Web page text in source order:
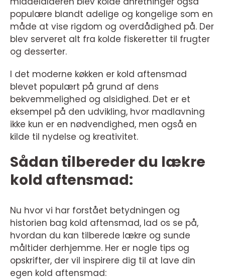
populære blandt adelige og kongelige som en
måde at vise rigdom og overdådighed på. Der
blev serveret alt fra kolde fiskeretter til frugter
og desserter.
I det moderne køkken er kold aftensmad
blevet populært på grund af dens
bekvemmelighed og alsidighed. Det er et
eksempel på den udvikling, hvor madlavning
ikke kun er en nødvendighed, men også en
kilde til nydelse og kreativitet.
Sådan tilbereder du lækre
kold aftensmad:
Nu hvor vi har forstået betydningen og
historien bag kold aftensmad, lad os se på,
hvordan du kan tilberede lækre og sunde
måltider derhjemme. Her er nogle tips og
opskrifter, der vil inspirere dig til at lave din
egen kold aftensmad: